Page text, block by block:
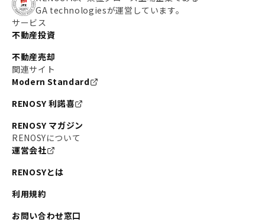
GA technologiesが運営しています。
サービス
不動産投資
不動産売却
関連サイト
Modern Standard
RENOSY 利諾喜
RENOSY マガジン
RENOSYについて
運営会社
RENOSYとは
利用規約
お問い合わせ窓口